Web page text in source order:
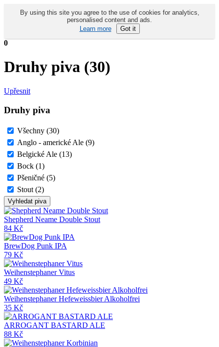
By using this site you agree to the use of cookies for analytics,
personalised content and ads.
Learn more
Got it
0
Druhy piva (30)
Upřesnit
Druhy piva
Všechny (30)
Anglo - americké Ale (9)
Belgické Ale (13)
Bock (1)
Pšeničné (5)
Stout (2)
Shepherd Neame Double Stout
84 Kč
BrewDog Punk IPA
79 Kč
Weihenstephaner Vitus
49 Kč
Weihenstephaner Hefeweissbier Alkoholfrei
35 Kč
ARROGANT BASTARD ALE
88 Kč